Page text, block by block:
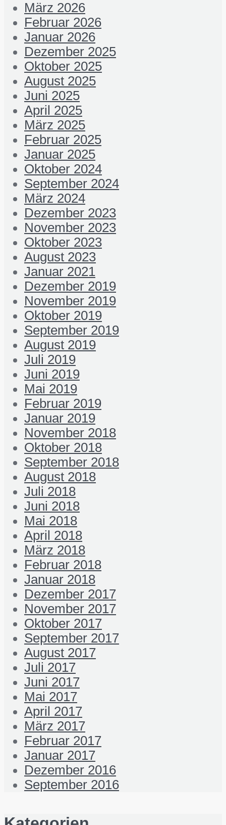
März 2026
Februar 2026
Januar 2026
Dezember 2025
Oktober 2025
August 2025
Juni 2025
April 2025
März 2025
Februar 2025
Januar 2025
Oktober 2024
September 2024
März 2024
Dezember 2023
November 2023
Oktober 2023
August 2023
Januar 2021
Dezember 2019
November 2019
Oktober 2019
September 2019
August 2019
Juli 2019
Juni 2019
Mai 2019
Februar 2019
Januar 2019
November 2018
Oktober 2018
September 2018
August 2018
Juli 2018
Juni 2018
Mai 2018
April 2018
März 2018
Februar 2018
Januar 2018
Dezember 2017
November 2017
Oktober 2017
September 2017
August 2017
Juli 2017
Juni 2017
Mai 2017
April 2017
März 2017
Februar 2017
Januar 2017
Dezember 2016
September 2016